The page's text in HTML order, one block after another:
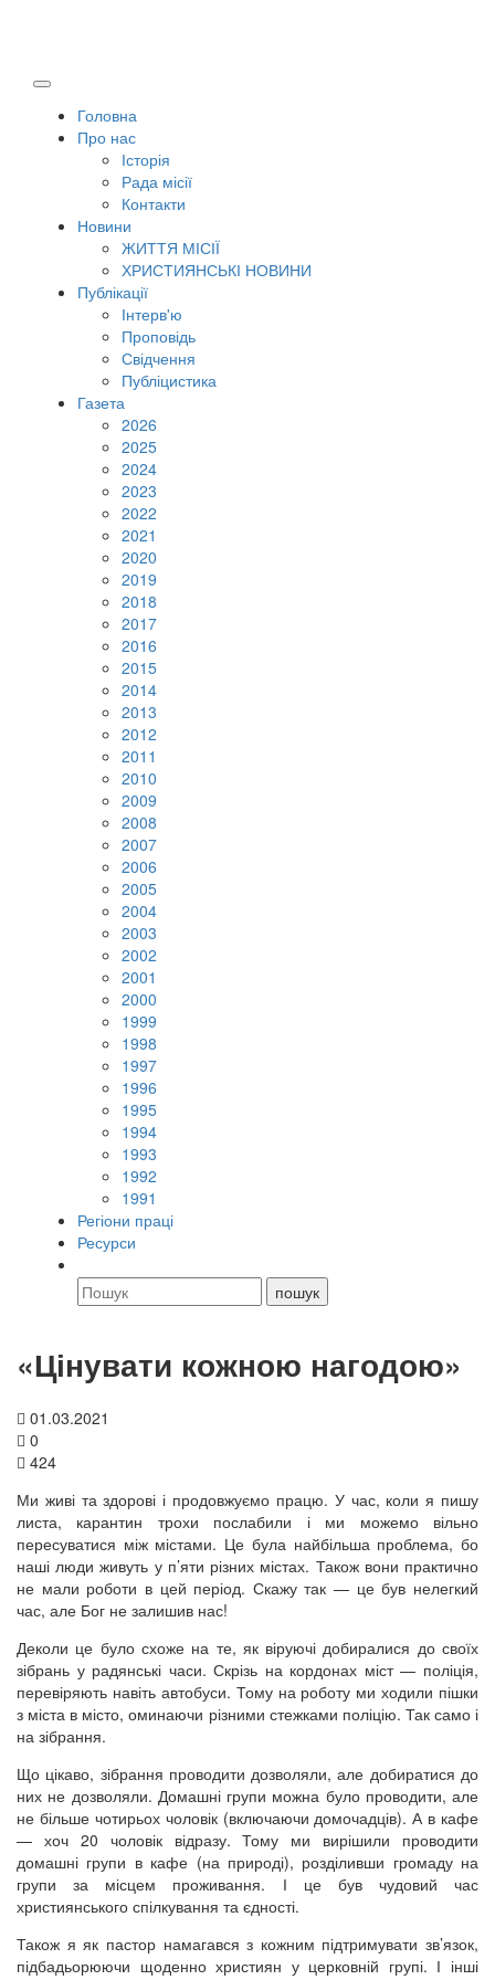
Головна
Про нас
Історія
Рада місії
Контакти
Новини
ЖИТТЯ МІСІЇ
ХРИСТИЯНСЬКІ НОВИНИ
Публікації
Інтерв'ю
Проповідь
Свідчення
Публіцистика
Газета
2026
2025
2024
2023
2022
2021
2020
2019
2018
2017
2016
2015
2014
2013
2012
2011
2010
2009
2008
2007
2006
2005
2004
2003
2002
2001
2000
1999
1998
1997
1996
1995
1994
1993
1992
1991
Регіони праці
Ресурси
«Цінувати кожною нагодою»
01.03.2021
0
424
Ми живі та здорові і продовжуємо працю. У час, коли я пишу
листа, карантин трохи послабили і ми можемо вільно
пересуватися між містами. Це була найбільша проблема, бо
наші люди живуть у п’яти різних містах. Також вони практично
не мали роботи в цей період. Скажу так — це був нелегкий
час, але Бог не залишив нас!
Деколи це було схоже на те, як віруючі добиралися до своїх
зібрань у радянські часи. Скрізь на кордонах міст — поліція,
перевіряють навіть автобуси. Тому на роботу ми ходили пішки
з міста в місто, оминаючи різними стежками поліцію. Так само і
на зібрання.
Що цікаво, зібрання проводити дозволяли, але добиратися до
них не дозволяли. Домашні групи можна було проводити, але
не більше чотирьох чоловік (включаючи домочадців). А в кафе
— хоч 20 чоловік відразу. Тому ми вирішили проводити
домашні групи в кафе (на природі), розділивши громаду на
групи за місцем проживання. І це був чудовий час
християнського спілкування та єдності.
Також я як пастор намагався з кожним підтримувати зв’язок,
підбадьорюючи щоденно християн у церковній групі. І інші